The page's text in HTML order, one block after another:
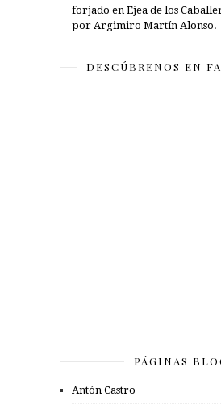
forjado en Ejea de los
por Argimiro Martín Alonso.
DESCÚBRENOS EN
PÁGINAS
Antón Castro